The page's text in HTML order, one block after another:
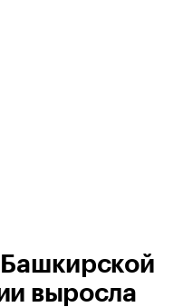
выросла